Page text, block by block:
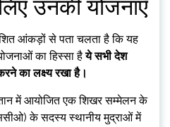
उनकी योजनाएँ
आंकड़ों से पता चलता है कि यह
का हिस्सा हैये सभी देश
का लक्ष्य रखा है।
में आयोजित एक शिखर सम्मेलन के
के सदस्य स्थानीय मुद्राओं में